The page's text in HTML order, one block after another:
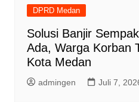
DPRD Medan
Solusi Banjir
Ada, Warga Korban
Kota Medan
admingen Juli 7,